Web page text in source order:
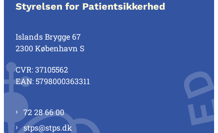
Styrelsen for Patientsikkerhed
Islands Brygge 67
2300 København S
CVR: 37105562
EAN: 5798000363311
72 28 66 00
stps@stps.dk